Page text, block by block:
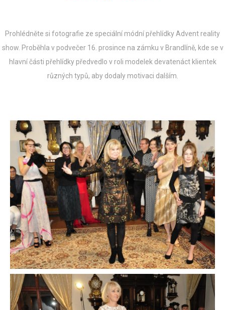
Prohlédněte si fotografie ze speciální módní přehlídky Advent reality
show. Proběhla v podvečer 16. prosince na zámku v Brandlíně, kde se v
hlavní části přehlídky předvedlo v roli modelek devatenáct klientek
různých typů, aby dodaly motivaci dalším.